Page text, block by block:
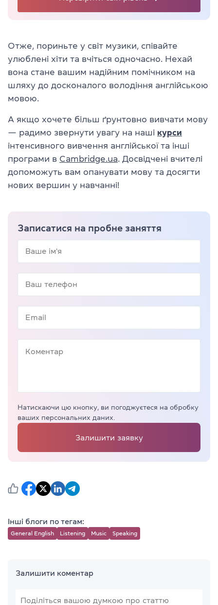
Отже, пориньте у світ музики, співайте
улюблені хіти та вчіться одночасно. Нехай
вона стане вашим надійним помічником на
шляху до досконалого володіння англійською
мовою.
А якщо хочете більш ґрунтовно вивчати мову
— радимо звернути увагу на наші курси
інтенсивного вивчення англійської та інші
програми в Cambridge.ua . Досвідчені вчителі
допоможуть вам опанувати мову та досягти
нових вершин у навчанні!
Записатися на пробне заняття
Натискаючи цю кнопку, ви погоджуєтеся на обробку
ваших персональних даних.
Залишити заявку
Інші блоги по тегам:
General English Listening Music Speaking
Залишити коментар